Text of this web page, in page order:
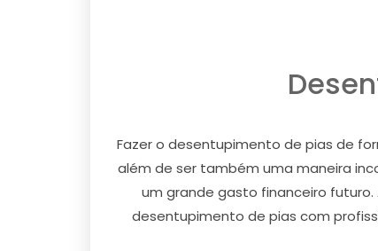
Fazer o desentupimento de pias de
além de ser também uma maneira
um grande gasto financeiro
desentupimento de pias com